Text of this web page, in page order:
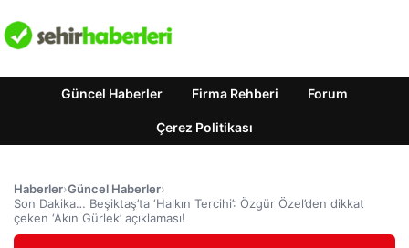
Güncel Haberler Firma Rehberi Forum
Çerez Politikası
Haberler›Güncel Haberler›
Son Dakika… Beşiktaş’ta ‘Halkın Tercihi’: Özgür Özel’den dikkat
çeken ‘Akın Gürlek’ açıklaması!